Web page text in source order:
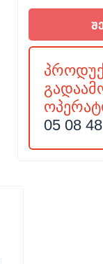
05 08 48